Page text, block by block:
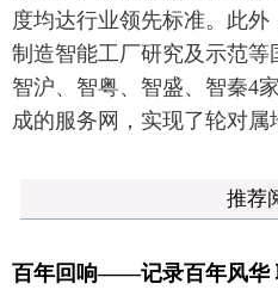
度均达行业领先标准。此
制造智能工厂研究及示范等
智沪、智粤、智盛、智秦4
成的服务网，实现了轮对属
推荐
百年回响——记录百年风华